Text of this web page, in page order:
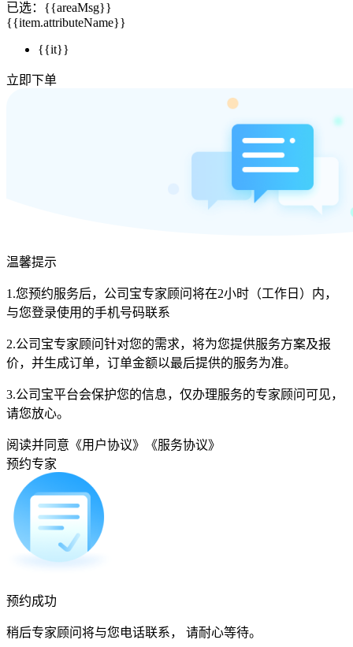
已选： {{areaMsg}}
{{item.attributeName}}
{{it}}
立即下单
温馨提示
1.您预约服务后，公司宝专家顾问将在2小时（工作日）内，
与您登录使用的手机号码联系
2.公司宝专家顾问针对您的需求，将为您提供服务方案及报
价，并生成订单，订单金额以最后提供的服务为准。
3.公司宝平台会保护您的信息，仅办理服务的专家顾问可见，
请您放心。
阅读并同意 《用户协议》
《服务协议》
预约专家
预约成功
稍后专家顾问将与您电话联系， 请耐心等待。